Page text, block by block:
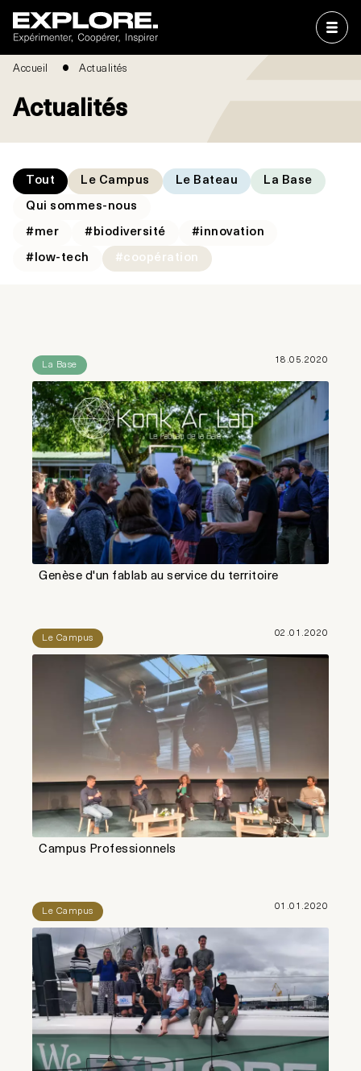
Accueil Actualités
Actualités
Tout Le Campus Le Bateau La Base
Qui sommes-nous
#mer #biodiversité #innovation
#low-tech #coopération
La Base 18.05.2020
Genèse d'un fablab au service du territoire
Le Campus 02.01.2020
Campus Professionnels
Le Campus 01.01.2020